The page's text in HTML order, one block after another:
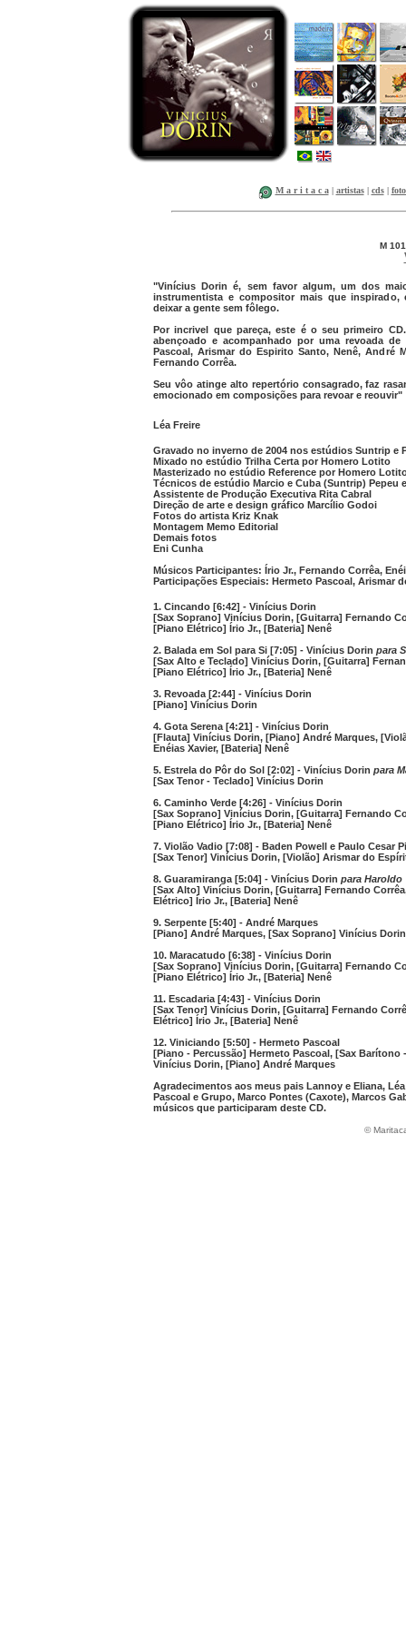
M a r i t a c a| artistas| cds|
M
"Vinícius Dorin é, sem favor algum, um dos
instrumentista e compositor mais que inspirado,
deixar a gente sem fôlego.
Por incrivel que pareça, este é o seu primeiro
abençoado e acompanhado por uma revoada de
Pascoal, Arismar do Espirito Santo, Nenê, André
Fernando Corrêa.
Seu vôo atinge alto repertório consagrado, faz
emocionado em composições para revoar e reouvir"
Léa Freire
Gravado no inverno de 2004 nos estúdios Suntrip e
Mixado no estúdio Trilha Certa por Homero Lotito
Masterizado no estúdio Reference por Homero
Técnicos de estúdio Marcio e Cuba (Suntrip) Pepeu
Assistente de Produção Executiva Rita Cabral
Direção de arte e design gráfico Marcílio Godoi
Fotos do artista Kriz Knak
Montagem Memo Editorial
Demais fotos
Eni Cunha
Músicos Participantes: Írio Jr., Fernando Corrêa,
Participações Especiais: Hermeto Pascoal, Arismar
1. Cincando [6:42] - Vinícius Dorin
[Sax Soprano] Vinícius Dorin, [Guitarra] Fernando
[Piano Elétrico] Írio Jr., [Bateria] Nenê
2. Balada em Sol para Si [7:05] - Vinícius Dorin para
[Sax Alto e Teclado] Vinícius Dorin, [Guitarra]
[Piano Elétrico] Írio Jr., [Bateria] Nenê
3. Revoada [2:44] - Vinícius Dorin
[Piano] Vinícius Dorin
4. Gota Serena [4:21] - Vinícius Dorin
[Flauta] Vinícius Dorin, [Piano] André Marques,
Enéias Xavier, [Bateria] Nenê
5. Estrela do Pôr do Sol [2:02] - Vinícius Dorin para
[Sax Tenor - Teclado] Vinícius Dorin
6. Caminho Verde [4:26] - Vinícius Dorin
[Sax Soprano] Vinícius Dorin, [Guitarra] Fernando
[Piano Elétrico] Írio Jr., [Bateria] Nenê
7. Violão Vadio [7:08] - Baden Powell e Paulo Cesar
[Sax Tenor] Vinícius Dorin, [Violão] Arismar do
8. Guaramiranga [5:04] - Vinícius Dorin para Haroldo
[Sax Alto] Vinícius Dorin, [Guitarra] Fernando
Elétrico] Írio Jr., [Bateria] Nenê
9. Serpente [5:40] - André Marques
[Piano] André Marques, [Sax Soprano] Vinícius Dorin
10. Maracatudo [6:38] - Vinícius Dorin
[Sax Soprano] Vinícius Dorin, [Guitarra] Fernando
[Piano Elétrico] Írio Jr., [Bateria] Nenê
11. Escadaria [4:43] - Vinícius Dorin
[Sax Tenor] Vinícius Dorin, [Guitarra] Fernando
Elétrico] Írio Jr., [Bateria] Nenê
12. Viniciando [5:50] - Hermeto Pascoal
[Piano - Percussão] Hermeto Pascoal, [Sax
Vinícius Dorin, [Piano] André Marques
Agradecimentos aos meus pais Lannoy e Eliana,
Pascoal e Grupo, Marco Pontes (Caxote), Marcos
músicos que participaram deste CD.
©